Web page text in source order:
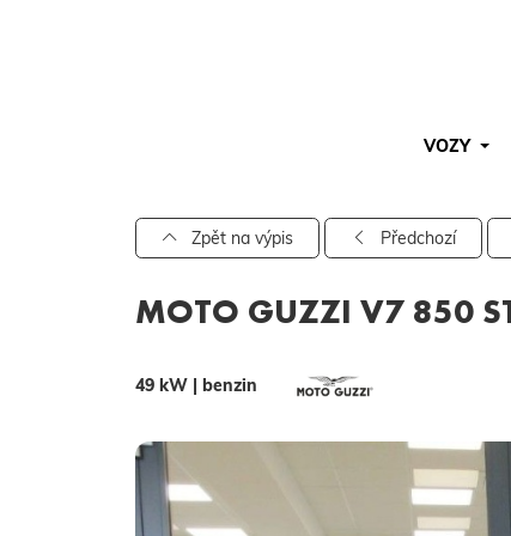
VOZY
Pro vyhledávání zadejte alespoň 3 znaky.
Zpět na výpis Předchozí
MOTO GUZZI V7 850
49 kW | benzin